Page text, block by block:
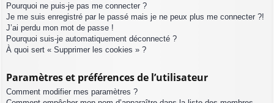
Pourquoi ne puis-je pas me connecter ?
Je me suis enregistré par le passé mais je ne peux plus me connecter ?!
J’ai perdu mon mot de passe !
Pourquoi suis-je automatiquement déconnecté ?
À quoi sert « Supprimer les cookies » ?
Paramètres et préférences de l’utilisateur
Comment modifier mes paramètres ?